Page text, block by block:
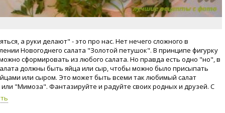
а руки делают" - это про нас. Нет нечего сложного в
Новогоднего салата "Золотой петушок". В принципе фигурку
сформировать из любого салата. Но правда есть одно "но", в
должны быть яйца или сыр, чтобы можно было присыпать
или сыром. Это может быть всеми так любимый салат
"Мимоза". Фантазируйте и радуйте своих родных и друзей. С
2017 годом. Мирного неба!